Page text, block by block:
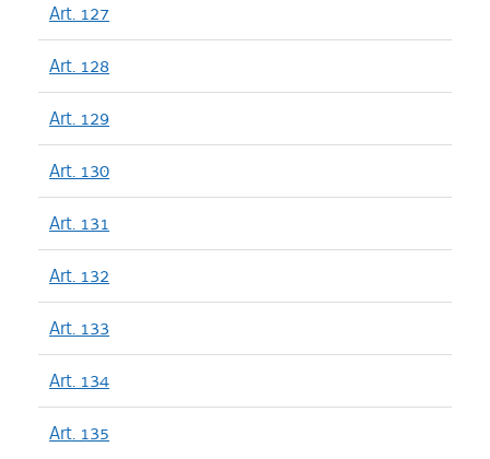
Art. 127
Art. 128
Art. 129
Art. 130
Art. 131
Art. 132
Art. 133
Art. 134
Art. 135